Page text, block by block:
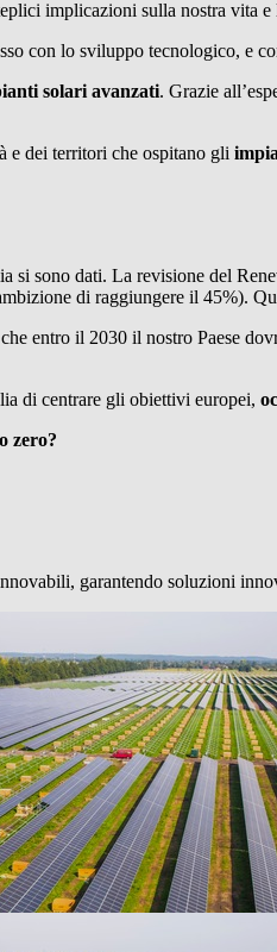
implicazioni sulla nostra vita
con lo sviluppo tecnologico, e
solari avanzati. Grazie
e dei territori che ospitano gli
si sono dati. La revisione del
di raggiungere il 45%).
entro il 2030 il nostro Paese
di centrare gli obiettivi europei,
zero?
garantendo soluzioni